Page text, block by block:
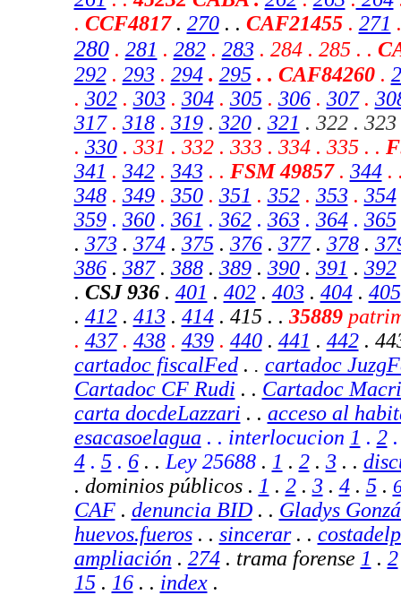
. CCF4817. 270 . . CAF21455. 271
280. 281 . 282. 283. 284 . 285 . .
292. 293. 294 . 295. . CAF84260.
. 302. 303. 304. 305. 306. 307.
317. 318. 319 . 320. 321 . 322 .
. 330. 331 . 332 . 333 . 334 . 335 . .
341 . 342. 343. . FSM 49857. 344.
348. 349. 350. 351 . 352. 353. 354
359. 360. 361 . 362. 363. 364 . 365
. 373. 374. 375. 376. 377. 378.
386. 387. 388. 389. 390. 391 . 392
. CSJ936 . 401 . 402. 403. 404. 405
. 412. 413. 414. 415 . . 35889
. 437. 438. 439. 440 . 441 . 442.
cartadoc fiscalFed . . cartadoc
Cartadoc CF Rudi . . Cartadoc Macri
carta docdeLazzari . . acceso al
esacasoelagua . . interlocucion 1 . 2
4. 5. 6. . Ley 25688. 1 . 2. 3. .
. dominios públicos . 1 . 2. 3. 4. 5.
CAF. denuncia BID. . Gladys
huevos.fueros. . sincerar. .
ampliación . 274. trama forense 1 . 2
15. 16. . index.